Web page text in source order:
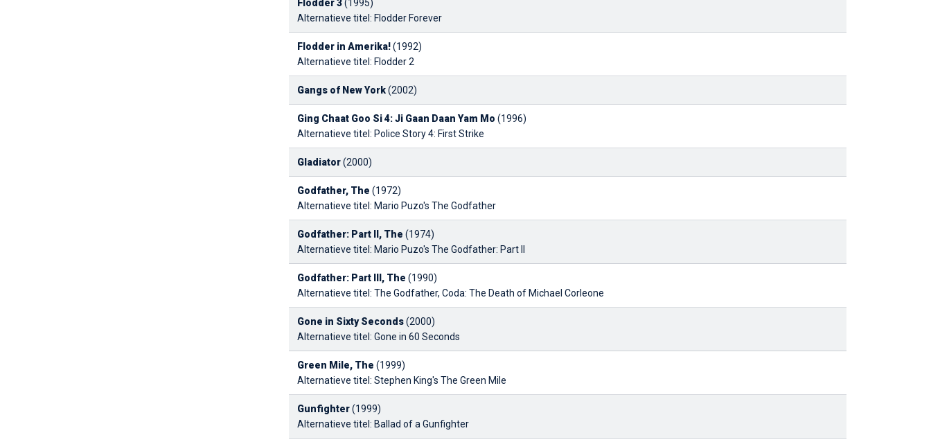
Flodder 3(1995)
Alternatieve titel: Flodder Forever
Flodder in Amerika!(1992)
Alternatieve titel: Flodder 2
Gangs of New York(2002)
Ging Chaat Goo Si 4: Ji Gaan Daan Yam Mo (1996)
Alternatieve titel: Police Story 4: First Strike
Gladiator(2000)
Godfather, The (1972)
Alternatieve titel: Mario Puzo's The Godfather
Godfather: Part II, The (1974)
Alternatieve titel: Mario Puzo's The Godfather: Part II
Godfather: Part III, The (1990)
Alternatieve titel: The Godfather, Coda: The Death of Michael Corleone
Gone in Sixty Seconds(2000)
Alternatieve titel: Gone in 60 Seconds
Green Mile, The (1999)
Alternatieve titel: Stephen King's The Green Mile
Gunfighter(1999)
Alternatieve titel: Ballad of a Gunfighter